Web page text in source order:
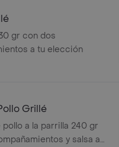
gr con dos
a tu elección
Grillé
pollo a la parrilla 240 gr
y salsa a